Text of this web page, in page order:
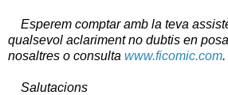
Esperem comptar amb la teva
qualsevol aclariment no dubtis en
nosaltres o consulta www.ficomic.com.
Salutacions